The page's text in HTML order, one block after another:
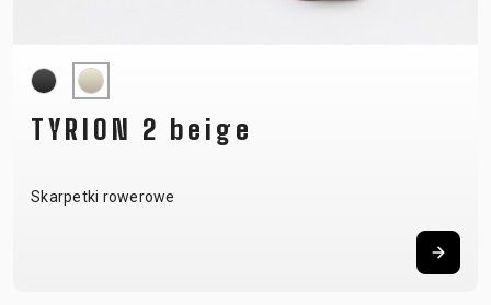
TYRION 2 beige
Skarpetki rowerowe